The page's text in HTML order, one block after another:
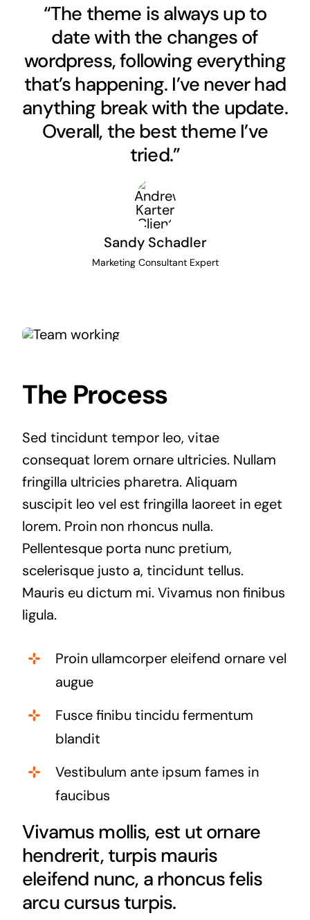
“The theme is always up to
date with the changes of
wordpress, following everything
that’s happening. I’ve never had
anything break with the update.
Overall, the best theme I’ve
tried.”
Sandy Schadler
Marketing Consultant Expert
The Process
Sed tincidunt tempor leo, vitae
consequat lorem ornare ultricies. Nullam
fringilla ultricies pharetra. Aliquam
suscipit leo vel est fringilla laoreet in eget
lorem. Proin non rhoncus nulla.
Pellentesque porta nunc pretium,
scelerisque justo a, tincidunt tellus.
Mauris eu dictum mi. Vivamus non finibus
ligula.
Proin ullamcorper eleifend ornare vel
augue
Fusce finibu tincidu fermentum
blandit
Vestibulum ante ipsum fames in
faucibus
Vivamus mollis, est ut ornare
hendrerit, turpis mauris
eleifend nunc, a rhoncus felis
arcu cursus turpis.